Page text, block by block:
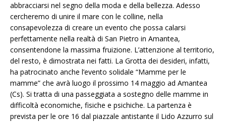
abbracciarsi nel segno della moda e della bellezza. Adesso
cercheremo di unire il mare con le colline, nella
consapevolezza di creare un evento che possa calarsi
perfettamente nella realtà di San Pietro in Amantea,
consentendone la massima fruizione. L’attenzione al territorio,
del resto, è dimostrata nei fatti. La Grotta dei desideri, infatti,
ha patrocinato anche l’evento solidale “Mamme per le
mamme” che avrà luogo il prossimo 14 maggio ad Amantea
(Cs). Si tratta di una passeggiata a sostegno delle mamme in
difficoltà economiche, fisiche e psichiche. La partenza è
prevista per le ore 16 dal piazzale antistante il Lido Azzurro sul